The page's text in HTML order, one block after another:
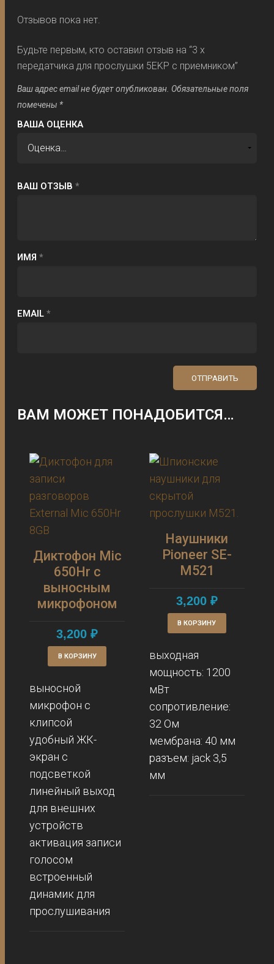
Отзывов пока нет.
Будьте первым, кто оставил отзыв на “3 х
передатчика для прослушки 5EKP с приемником”
Ваш адрес email не будет опубликован. Обязательные поля
помечены *
ВАША ОЦЕНКА
ВАШ ОТЗЫВ*
ИМЯ*
EMAIL*
ВАМ МОЖЕТ ПОНАДОБИТСЯ…
Диктофон Mic
650Hr с
выносным
микрофоном
3,200₽
В КОРЗИНУ
выносной
микрофон с
клипсой
удобный ЖК-
экран с
подсветкой
линейный выход
для внешних
устройств
активация записи
голосом
встроенный
динамик для
прослушивания
Наушники
Pioneer SE-
M521
3,200 ₽
В КОРЗИНУ
выходная
мощность: 1200
мВт
сопротивление:
32 Ом
мембрана: 40 мм
разъем: jack 3,5
мм